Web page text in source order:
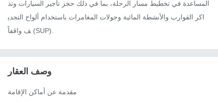
المساعدة في تخطيط مسار الرحلة، بما في ذلك حجز تأجير السيارات وتذ
اكر القوارب والأنشطة المائية وجولات المغامرات باستخدام ألواح التجدي
ف واقفاً (SUP).
وصف العقار
مقدمة عن أماكن الإقامة